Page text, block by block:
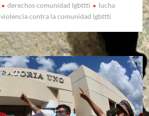
derechos comunidad lgbttti
lucha
violencia contra la comunidad lgbttti